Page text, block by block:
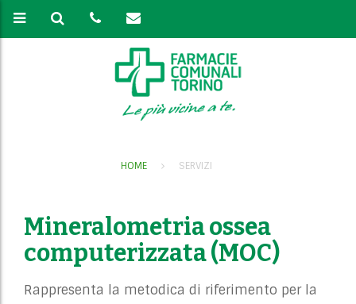
HOME SERVIZI
Mineralometria ossea
computerizzata (MOC)
Rappresenta la metodica di riferimento per la